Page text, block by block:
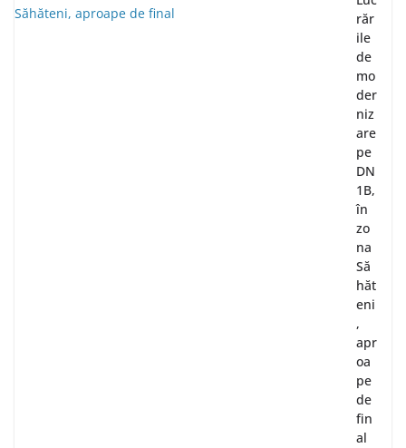
răr
ile
de
mo
der
niz
are
pe
DN
1B,
în
zo
na
Să
hăt
eni
,
apr
oa
pe
de
fin
al